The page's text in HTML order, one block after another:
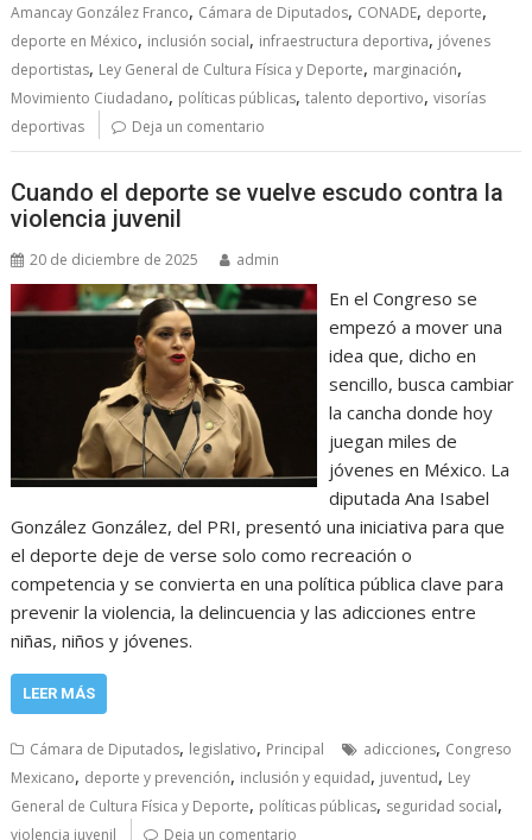
Amancay González Franco, Cámara de Diputados, CONADE, deporte,
deporte en México, inclusión social, infraestructura deportiva, jóvenes
deportistas, Ley General de Cultura Física y Deporte, marginación,
Movimiento Ciudadano, políticas públicas,talento deportivo,visorías
deportivas
Deja un comentario
Cuando el deporte se vuelve escudo contra la
violencia juvenil
20 de diciembre de 2025 admin
En el Congreso se
empezó a mover una
idea que, dicho en
sencillo, busca cambiar
la cancha donde hoy
juegan miles de
jóvenes en México. La
diputada Ana Isabel
González González, del PRI, presentó una iniciativa para que
el deporte deje de verse solo como recreación o
competencia y se convierta en una política pública clave para
prevenir la violencia, la delincuencia y las adicciones entre
niñas, niños y jóvenes.
LEER MÁS
Cámara de Diputados, legislativo, Principal adicciones, Congreso
Mexicano, deporte y prevención, inclusión y equidad, juventud, Ley
General de Cultura Física y Deporte, políticas públicas, seguridad social,
violencia juvenil Deja un comentario